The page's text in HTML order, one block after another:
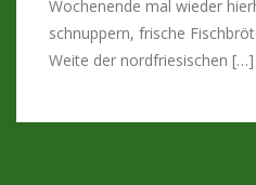
Wochenende mal wieder
schnuppern, frische
Weite der nordfriesischen […]